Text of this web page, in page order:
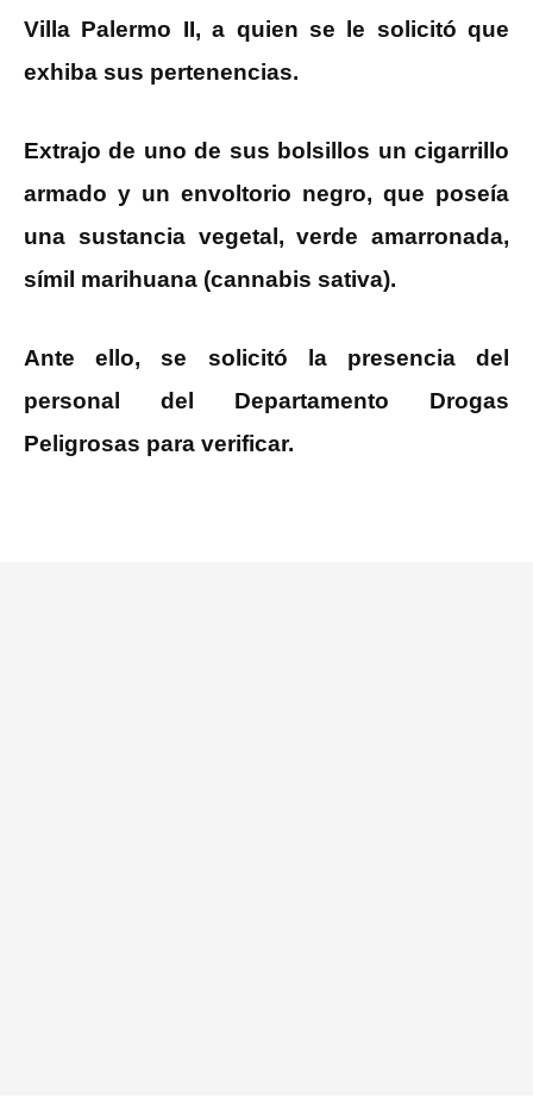
Villa Palermo II, a quien se le solicitó que
exhiba sus pertenencias.
Extrajo de uno de sus bolsillos un cigarrillo
armado y un envoltorio negro, que poseía
una sustancia vegetal, verde amarronada,
símil marihuana (cannabis sativa).
Ante ello, se solicitó la presencia del
personal del Departamento Drogas
Peligrosas para verificar.